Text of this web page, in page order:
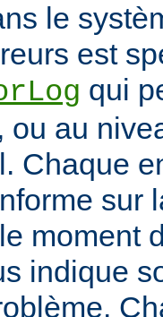
le
est
qui
ou au
Chaque
sur
moment
indique